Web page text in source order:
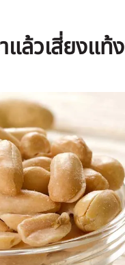
ล้วเสี่ยงแท้ง